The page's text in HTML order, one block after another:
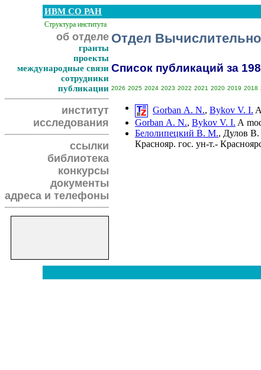
ИВМ СО РАН
Структура института
об отделе
гранты
проекты
международные связи
сотрудники
публикации
институт
исследования
ссылки
библиотека
конкурсы
документы
адреса и телефоны
Отдел
Список публикаций за
2026 2025 2024 2023 2022 2021 2020 2019 2018
Gorban A. N., Bykov V. I.
Gorban A. N., Bykov V. I. A
Белолипецкий В. М., Дулов В.
Краснояр. гос. ун-т.-